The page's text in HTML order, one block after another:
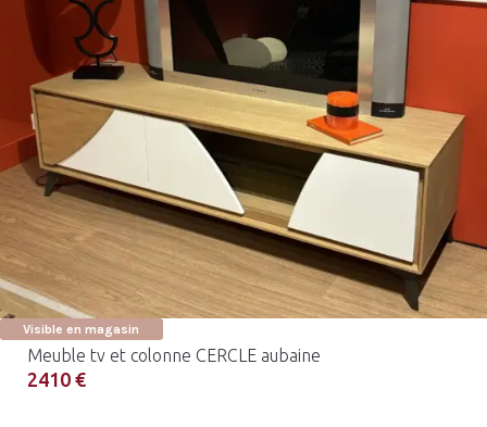
Visible en magasin
Meuble tv et colonne CERCLE aubaine
2410 €